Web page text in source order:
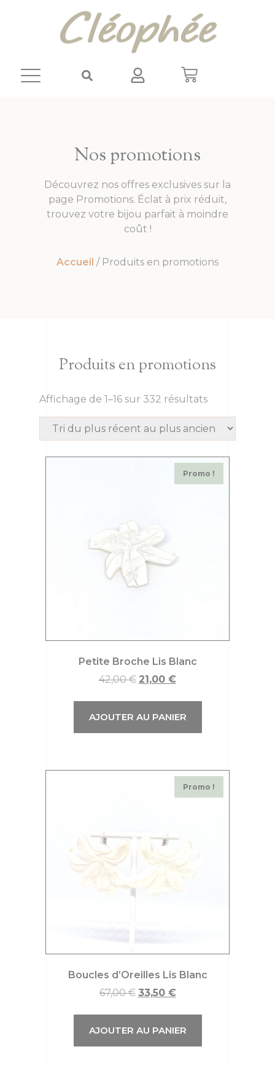
Nos promotions
Découvrez nos offres exclusives sur la
page Promotions. Éclat à prix réduit,
trouvez votre bijou parfait à moindre
coût !
Accueil / Produits en promotions
Produits en promotions
Affichage de 1–16 sur 332 résultats
Promo !
Petite Broche Lis Blanc
42,00€ 21,00 €
AJOUTER AU PANIER
Promo !
Boucles d’Oreilles Lis Blanc
67,00€ 33,50 €
AJOUTER AU PANIER